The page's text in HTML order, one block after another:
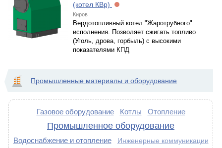
(котел КВр)
Киров
Вердотопливный котел "Жаротрубного"
исполнения. Позволяет сжигать топливо
(Уголь, дрова, горбыль) с высокими
показателями КПД
Промышленные материалы и оборудование
Газовое оборудование Котлы Отопление
Промышленное оборудование
Водоснабжение и отопление Инженерные коммуникации